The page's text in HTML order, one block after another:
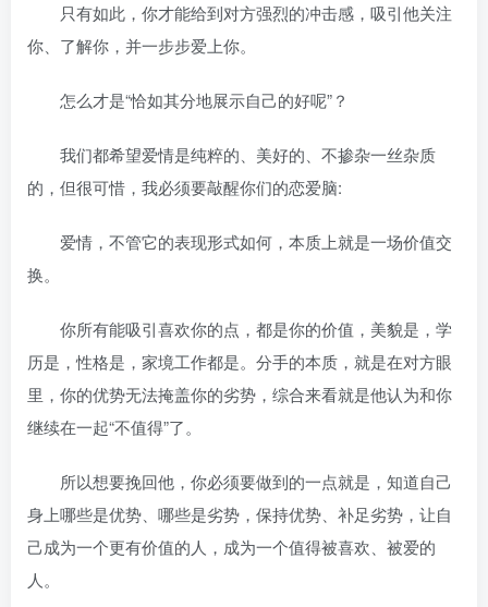
只有如此，你才能给到对方强烈的冲击感，吸引他关注
你、了解你，并一步步爱上你。
怎么才是“恰如其分地展示自己的好呢”？
我们都希望爱情是纯粹的、美好的、不掺杂一丝杂质
的，但很可惜，我必须要敲醒你们的恋爱脑:
爱情，不管它的表现形式如何，本质上就是一场价值交
换。
你所有能吸引喜欢你的点，都是你的价值，美貌是，学
历是，性格是，家境工作都是。分手的本质，就是在对方眼
里，你的优势无法掩盖你的劣势，综合来看就是他认为和你
继续在一起“不值得”了。
所以想要挽回他，你必须要做到的一点就是，知道自己
身上哪些是优势、哪些是劣势，保持优势、补足劣势，让自
己成为一个更有价值的人，成为一个值得被喜欢、被爱的
人。